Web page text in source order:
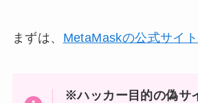
まずは、 MetaMaskの公式サイト
※ハッカー目的の偽サ